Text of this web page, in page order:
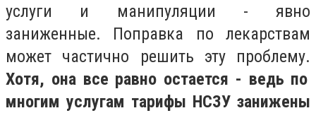
услуги и манипуляции - явно
заниженные. Поправка по лекарствам
может частично решить эту проблему.
Хотя, она все равно остается - ведь по
многим услугам тарифы НСЗУ занижены